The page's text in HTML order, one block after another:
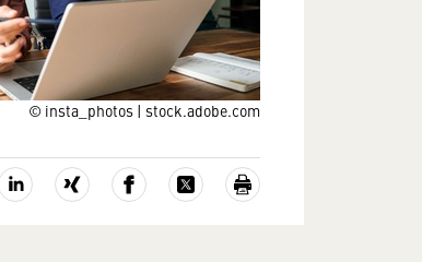
© insta_photos | stock.adobe.com